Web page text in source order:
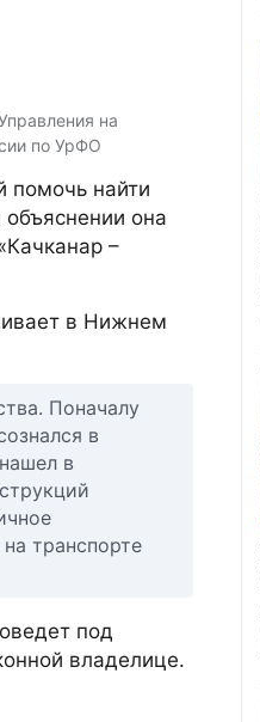
на
по УрФО
помочь найти
она
–
в Нижнем
Поначалу
в
в
транспорте
под
владелице.